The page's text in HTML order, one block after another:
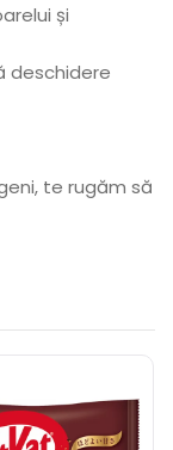
și
deschidere
te rugăm să